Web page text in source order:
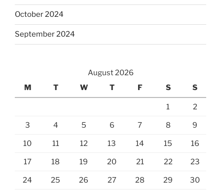
October 2024
September 2024
August 2026
M
T W T F S S
1 2
3 4 5 6 7 8 9
10 11 12 13 14 15 16
17 18 19 20 21 22 23
24 25 26 27 28 29 30